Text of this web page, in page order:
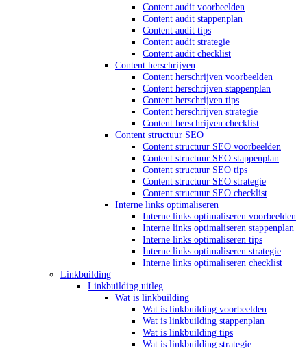
Content audit voorbeelden
Content audit stappenplan
Content audit tips
Content audit strategie
Content audit checklist
Content herschrijven
Content herschrijven voorbeelden
Content herschrijven stappenplan
Content herschrijven tips
Content herschrijven strategie
Content herschrijven checklist
Content structuur SEO
Content structuur SEO voorbeelden
Content structuur SEO stappenplan
Content structuur SEO tips
Content structuur SEO strategie
Content structuur SEO checklist
Interne links optimaliseren
Interne links optimaliseren voorbeelden
Interne links optimaliseren stappenplan
Interne links optimaliseren tips
Interne links optimaliseren strategie
Interne links optimaliseren checklist
Linkbuilding
Linkbuilding uitleg
Wat is linkbuilding
Wat is linkbuilding voorbeelden
Wat is linkbuilding stappenplan
Wat is linkbuilding tips
Wat is linkbuilding strategie